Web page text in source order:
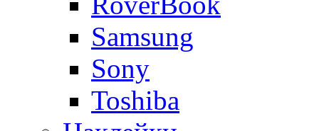
Samsung
Sony
Toshiba